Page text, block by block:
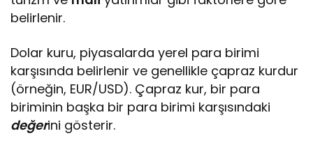
belirlenir.
Dolar kuru, piyasalarda yerel para birimi
karşısında belirlenir ve genellikle çapraz kurdur
(örneğin, EUR/USD). Çapraz kur, bir para
biriminin başka bir para birimi karşısındaki
değerini gösterir.